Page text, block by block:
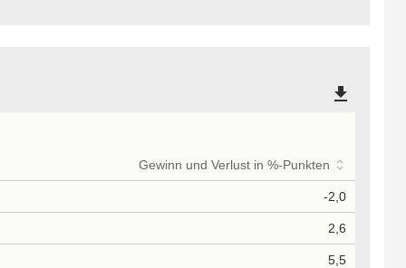
file_download
Gewinn und Verlust in %-Punkten
-2,0
2,6
5,5